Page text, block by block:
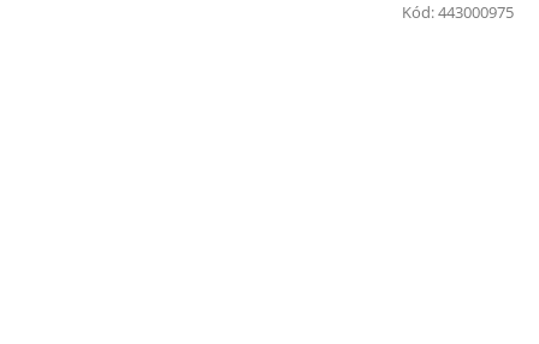
Kód:443000975